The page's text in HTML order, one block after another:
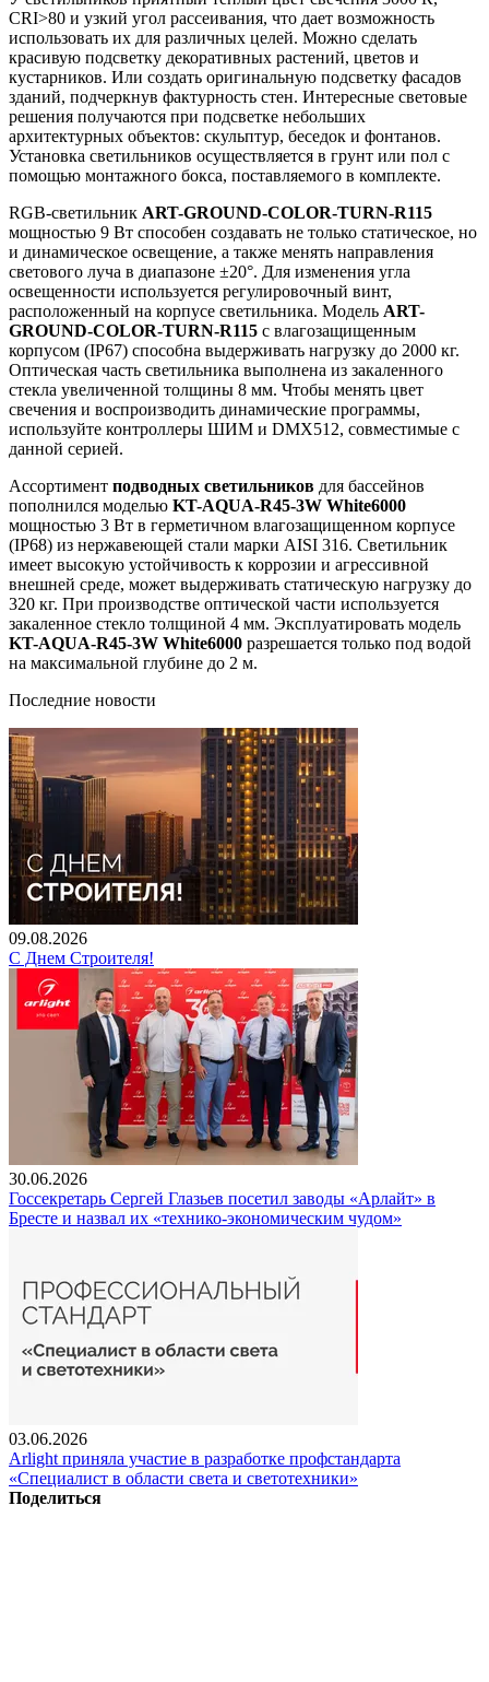
CRI>80 и узкий угол рассеивания, что дает возможность
использовать их для различных целей. Можно сделать
красивую подсветку декоративных растений, цветов и
кустарников. Или создать оригинальную подсветку фасадов
зданий, подчеркнув фактурность стен. Интересные световые
решения получаются при подсветке небольших
архитектурных объектов: скульптур, беседок и фонтанов.
Установка светильников осуществляется в грунт или пол с
помощью монтажного бокса, поставляемого в комплекте.
RGB-светильник ART-GROUND-COLOR-TURN-R115
мощностью 9 Вт способен создавать не только статическое, но
и динамическое освещение, а также менять направления
светового луча в диапазоне ±20°. Для изменения угла
освещенности используется регулировочный винт,
расположенный на корпусе светильника. Модель ART-
GROUND-COLOR-TURN-R115 с влагозащищенным
корпусом (IP67) способна выдерживать нагрузку до 2000 кг.
Оптическая часть светильника выполнена из закаленного
стекла увеличенной толщины 8 мм. Чтобы менять цвет
свечения и воспроизводить динамические программы,
используйте контроллеры ШИМ и DMX512, совместимые с
данной серией.
Ассортимент подводных светильников для бассейнов
пополнился моделью KT-AQUA-R45-3W White6000
мощностью 3 Вт в герметичном влагозащищенном корпусе
(IP68) из нержавеющей стали марки AISI 316. Светильник
имеет высокую устойчивость к коррозии и агрессивной
внешней среде, может выдерживать статическую нагрузку до
320 кг. При производстве оптической части используется
закаленное стекло толщиной 4 мм. Эксплуатировать модель
KT-AQUA-R45-3W White6000 разрешается только под водой
на максимальной глубине до 2 м.
Последние новости
09.08.2026
С Днем Строителя!
30.06.2026
Госсекретарь Сергей Глазьев посетил заводы «Арлайт» в
Бресте и назвал их «технико-экономическим чудом»
03.06.2026
Arlight приняла участие в разработке профстандарта
«Специалист в области света и светотехники»
Поделиться